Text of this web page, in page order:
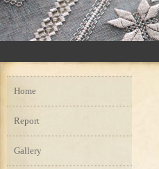
Home
Report
Gallery